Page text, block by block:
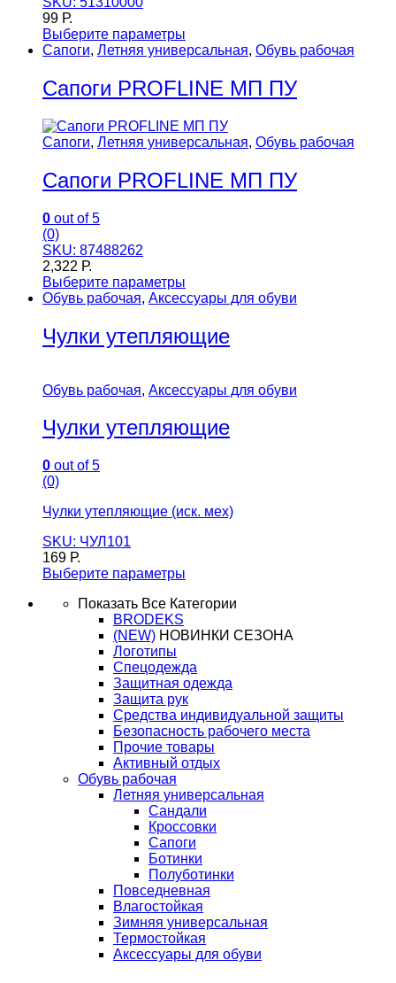
99 Р.
Выберите параметры
Сапоги, Летняя универсальная, Обувь рабочая
Сапоги PROFLINE МП ПУ
Сапоги, Летняя универсальная, Обувь рабочая
Сапоги PROFLINE МП ПУ
0 out of 5
(0)
SKU: 87488262
2,322 Р.
Выберите параметры
Обувь рабочая, Аксессуары для обуви
Чулки утепляющие
Обувь рабочая, Аксессуары для обуви
Чулки утепляющие
0 out of 5
(0)
Чулки утепляющие (иск. мех)
SKU: ЧУЛ101
169 Р.
Выберите параметры
Показать Все Категории
BRODEKS
(NEW) НОВИНКИ СЕЗОНА
Логотипы
Спецодежда
Защитная одежда
Защита рук
Средства индивидуальной защиты
Безопасность рабочего места
Прочие товары
Активный отдых
Обувь рабочая
Летняя универсальная
Сандали
Кроссовки
Сапоги
Ботинки
Полуботинки
Повседневная
Влагостойкая
Зимняя универсальная
Термостойкая
Аксессуары для обуви